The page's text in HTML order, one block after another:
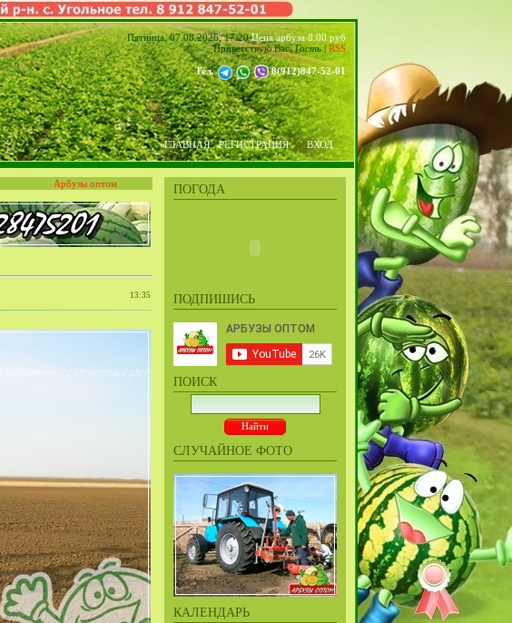
Пятница, 07.08.2026, 17:20Цена арбуза 8.00 руб
Приветствую Вас,Гость| RSS
Тел. 8(912)847-52-01
ГЛАВНАЯ РЕГИСТРАЦИЯ ВХОД
ПОГОДА
ПОДПИШИСЬ
ПОИСК
СЛУЧАЙНОЕ ФОТО
КАЛЕНДАРЬ
Арбузы оптом
13:35